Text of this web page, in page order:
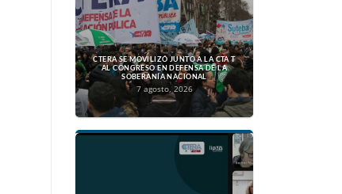
CTERA SE MOVILIZÓ JUNTO A LA CTA T
AL CONGRESO EN DEFENSA DE LA
SOBERANÍA NACIONAL
7 agosto, 2026